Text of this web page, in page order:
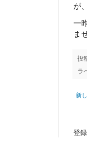
が
一
ま
投
ラ
新
登